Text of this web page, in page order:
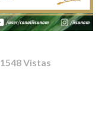
1548 Vistas